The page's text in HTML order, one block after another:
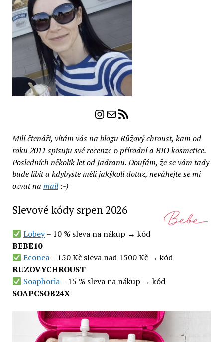
Instagram
E-mail
RSS zdroj
Milí čtenáři, vítám vás na blogu Růžový chroust, kam od
roku 2011 spisuju své recenze opřírodní a BIO kosmetice.
Posledních několik let od Jadranu. Doufám, že se vám tady
bude líbit a kdybyste měli jakýkoli dotaz, neváhejte se mi
ozvat na mail:-)
Slevové kódy srpen 2026
Lobey– 10 % sleva na nákup → kód
BEBE10
Econea– 150 Kč sleva nad 1500 Kč → kód
RUZOVYCHROUST
Soaphoria– 15 % sleva na nákup → kód
SOAPCSOB24X